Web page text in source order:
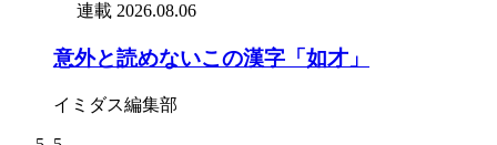
連載 2026.08.06
意外と読めないこの漢字「如才」
イミダス編集部